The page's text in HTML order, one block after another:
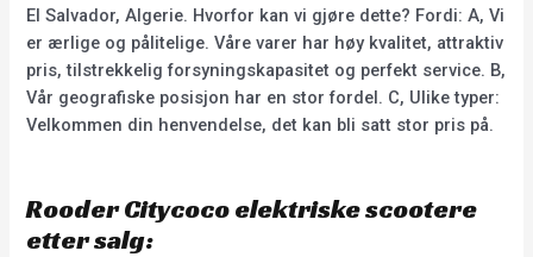
El Salvador, Algerie. Hvorfor kan vi gjøre dette? Fordi: A, Vi
er ærlige og pålitelige. Våre varer har høy kvalitet, attraktiv
pris, tilstrekkelig forsyningskapasitet og perfekt service. B,
Vår geografiske posisjon har en stor fordel. C, Ulike typer:
Velkommen din henvendelse, det kan bli satt stor pris på.
Rooder Citycoco elektriske scootere
etter salg: